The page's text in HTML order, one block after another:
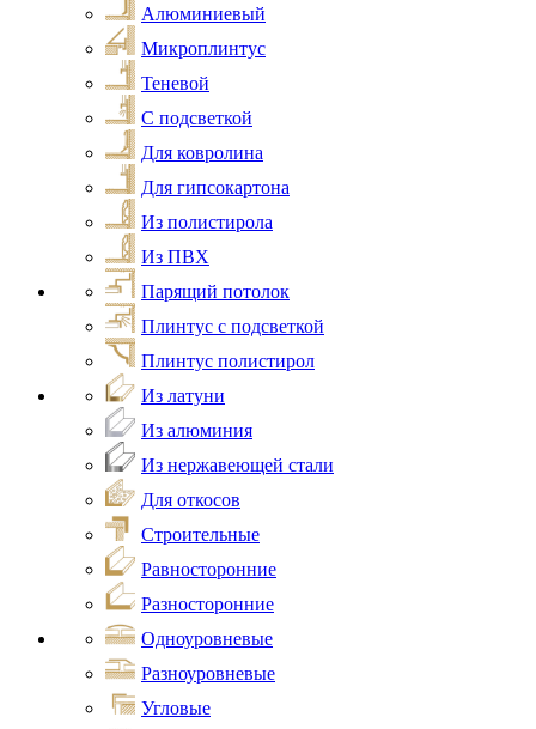
Алюминиевый
Микроплинтус
Теневой
С подсветкой
Для ковролина
Для гипсокартона
Из полистирола
Из ПВХ
Парящий потолок
Плинтус с подсветкой
Плинтус полистирол
Из латуни
Из алюминия
Из нержавеющей стали
Для откосов
Строительные
Равносторонние
Разносторонние
Одноуровневые
Разноуровневые
Угловые